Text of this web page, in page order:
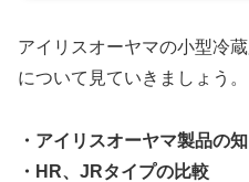
アイリスオーヤマの小型冷
について見ていきましょう。
・アイリスオーヤマ製品の
・HR、JRタイプの比較